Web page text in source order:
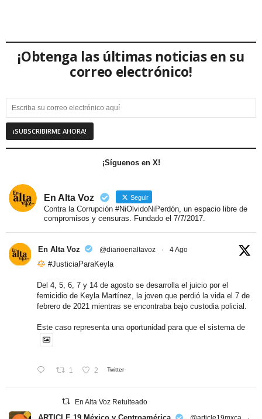
¡Obtenga las últimas noticias en su
correo electrónico!
¡Síguenos en X!
En Alta Voz Seguir
Contra la Corrupción #NiOlvidoNiPerdón, un espacio libre de
compromisos y censuras. Fundado el 7/7/2017.
En Alta Voz @diarioenaltavoz · 4 Ago
#JusticiaParaKeyla
Del 4, 5, 6, 7 y 14 de agosto se desarrolla el juicio por el
femicidio de Keyla Martínez, la joven que perdió la vida el 7 de
febrero de 2021 mientras se encontraba bajo custodia policial.
Este caso representa una oportunidad para que el sistema de
1 2 Twitter
En Alta Voz Retuiteado